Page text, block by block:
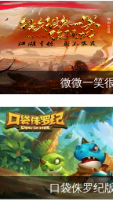
微微一笑
口袋侏罗纪